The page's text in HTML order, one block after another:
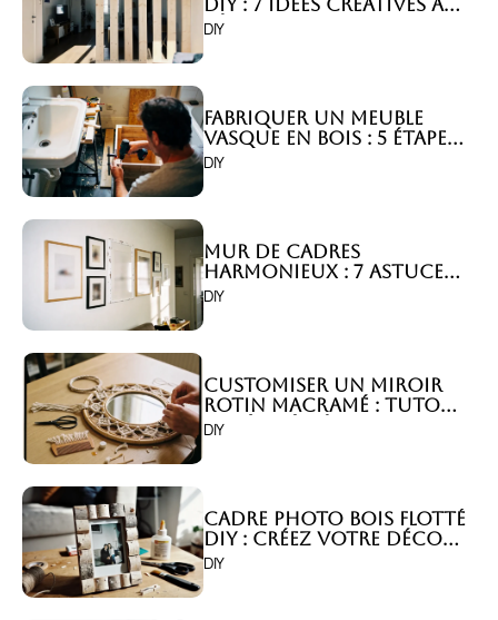
DIY : 7 idées créatives à
réaliser !
DIY
Fabriquer un meuble
vasque en bois : 5 étapes
simples !
DIY
Mur de Cadres
Harmonieux : 7 Astuces
Pour Composer Votre
DIY
Customiser un Miroir
Rotin Macramé : Tuto
Bohème à Réaliser !
DIY
Cadre photo bois flotté
DIY : Créez votre déco
unique !
DIY